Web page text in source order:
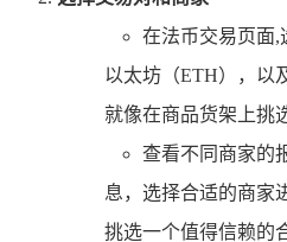
在法币交易页面,
以太坊（ETH），以
就像在商品货架上挑
查看不同商家的
息，选择合适的商家
挑选一个值得信赖的